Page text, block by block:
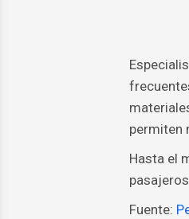
permiten
Hasta el
Fuente: